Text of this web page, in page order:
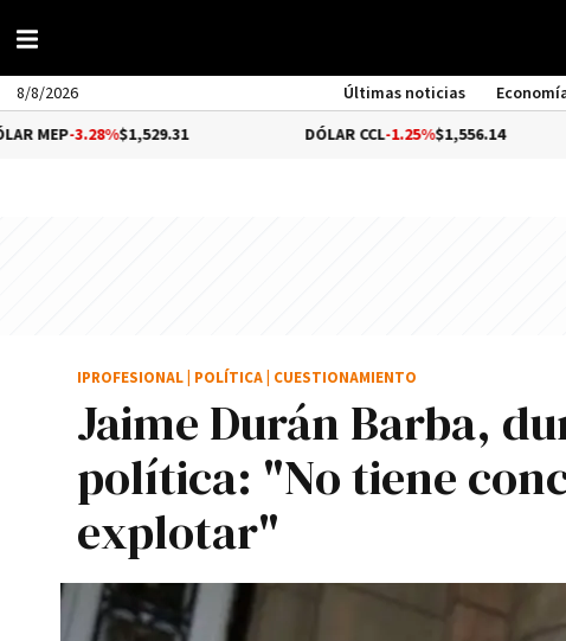
8/8/2026 Últimas noticias
$1,529.31 -1.25%$1,556.14
Jaime Durán Barba,
política: "No tiene
explotar"
IPROFESIONAL POLÍTICA CUESTIONAMIENTO